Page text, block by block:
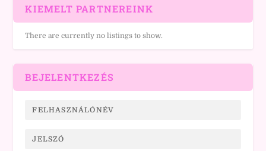
KIEMELT PARTNEREINK
There are currently no listings to show.
BEJELENTKEZÉS